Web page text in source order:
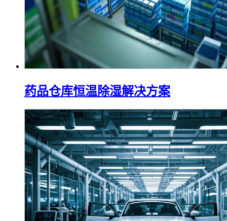
药品仓库恒温除湿解决方案